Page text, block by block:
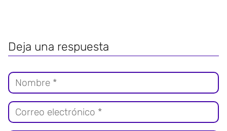
Deja una respuesta